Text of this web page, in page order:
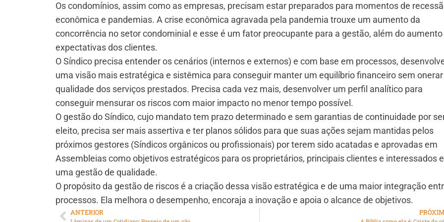
Os condomínios, assim como as empresas, precisam estar preparados para momentos de
econômica e pandemias. A crise econômica agravada pela pandemia trouxe um aumento da
concorrência no setor condominial e esse é um fator preocupante para a gestão, além do
expectativas dos clientes.
O Síndico precisa entender os cenários (internos e externos) e com base em processos,
uma visão mais estratégica e sistêmica para conseguir manter um equilíbrio financeiro sem onerar
qualidade dos serviços prestados. Precisa cada vez mais, desenvolver um perfil analítico para
conseguir mensurar os riscos com maior impacto no menor tempo possível.
O gestão do Síndico, cujo mandato tem prazo determinado e sem garantias de continuidade por
eleito, precisa ser mais assertiva e ter planos sólidos para que suas ações sejam mantidas pelos
próximos gestores (Síndicos orgânicos ou profissionais) por terem sido acatadas e aprovadas em
Assembleias como objetivos estratégicos para os proprietários, principais clientes e interessados
uma gestão de qualidade.
O propósito da gestão de riscos é a criação dessa visão estratégica e de uma maior integração
processos. Ela melhora o desempenho, encoraja a inovação e apoia o alcance de objetivos.
ANTERIOR